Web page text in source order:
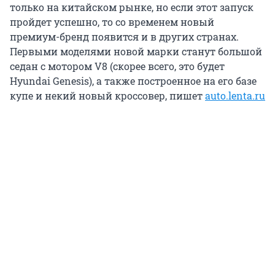
только на китайском рынке, но если этот запуск
пройдет успешно, то со временем новый
премиум-бренд появится и в других странах.
Первыми моделями новой марки станут большой
седан с мотором V8 (скорее всего, это будет
Hyundai Genesis), а также построенное на его базе
купе и некий новый кроссовер, пишетauto.lenta.ru